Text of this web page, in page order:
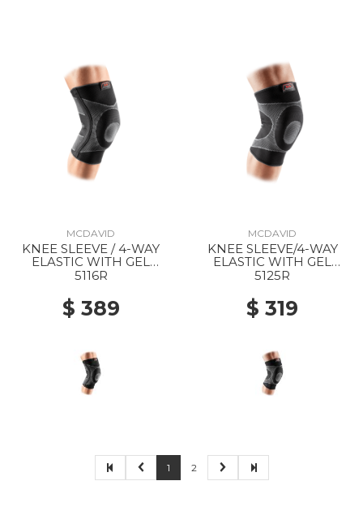
MCDAVID
KNEE SLEEVE / 4-WAY
ELASTIC WITH GEL
BUTTRESS AND STAYS
5116R
$ 389
MCDAVID
KNEE SLEEVE/4-WAY
ELASTIC WITH GEL
BUTTRESS BLACK
5125R
$ 319
1 2